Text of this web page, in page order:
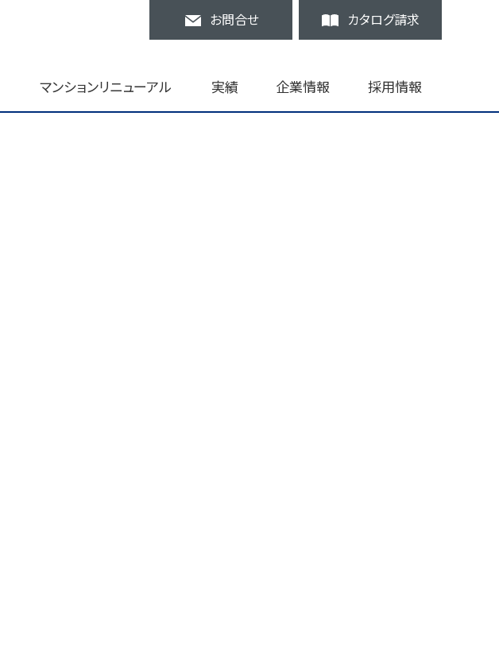
お問合せ カタログ請求
マンションリニューアル 実績 企業情報 採用情報